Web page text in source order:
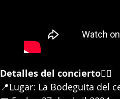
Detalles del concierto👇🏻
📍Lugar: La Bodeguita del